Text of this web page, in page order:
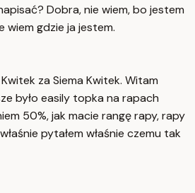
Dobra, nie wiem, bo jestem
wiem gdzie ja jestem.
za Siema Kwitek. Witam
było easily topka na rapach
50%, jak macie rangę rapy, rapy
pytałem właśnie czemu tak